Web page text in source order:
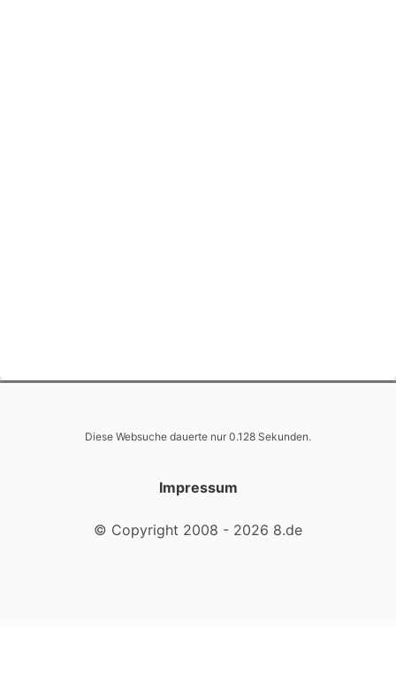
Diese Websuche dauerte nur 0.128 Sekunden.
Impressum
© Copyright 2008 - 2026 8.de